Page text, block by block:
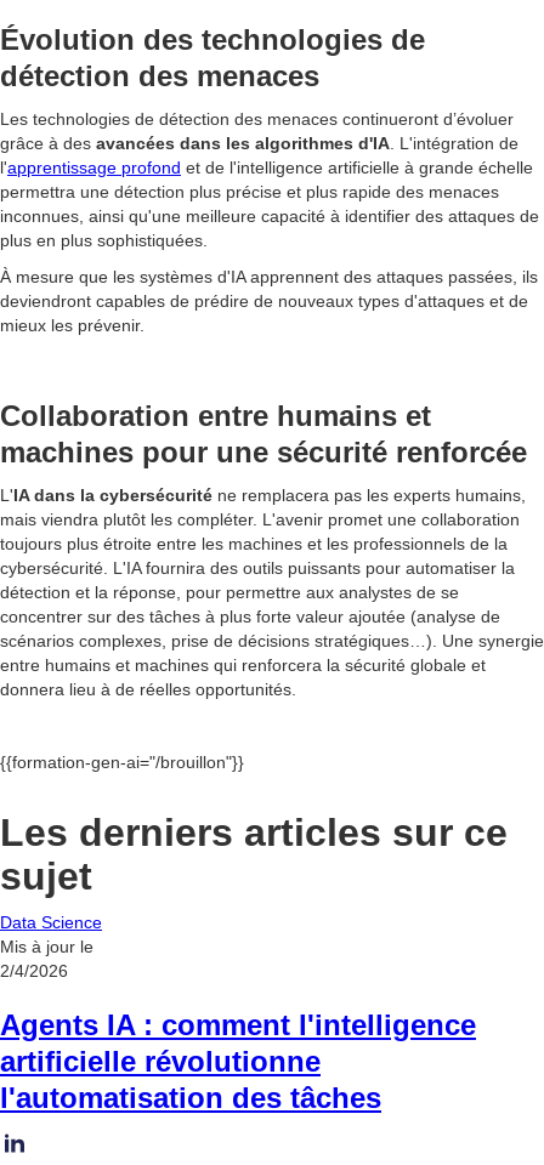
Évolution des technologies de
détection des menaces
Les technologies de détection des menaces continueront d’évoluer
grâce à des avancées dans les algorithmes d'IA . L'intégration de
l'apprentissage profond et de l'intelligence artificielle à grande échelle
permettra une détection plus précise et plus rapide des menaces
inconnues, ainsi qu'une meilleure capacité à identifier des attaques de
plus en plus sophistiquées.
À mesure que les systèmes d'IA apprennent des attaques passées, ils
deviendront capables de prédire de nouveaux types d'attaques et de
mieux les prévenir.
Collaboration entre humains et
machines pour une sécurité renforcée
L'IA dans la cybersécurité ne remplacera pas les experts humains,
mais viendra plutôt les compléter. L'avenir promet une collaboration
toujours plus étroite entre les machines et les professionnels de la
cybersécurité. L'IA fournira des outils puissants pour automatiser la
détection et la réponse, pour permettre aux analystes de se
concentrer sur des tâches à plus forte valeur ajoutée (analyse de
scénarios complexes, prise de décisions stratégiques…). Une synergie
entre humains et machines qui renforcera la sécurité globale et
donnera lieu à de réelles opportunités.
{{formation-gen-ai="/brouillon"}}
Les derniers articles sur ce
sujet
Data Science
Mis à jour le
2/4/2026
Agents IA : comment l'intelligence
artificielle révolutionne
l'automatisation des tâches